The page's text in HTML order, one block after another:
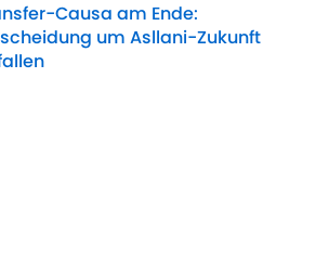
Causa am Ende:
um Asllani-Zukunft
by on Invalid Date